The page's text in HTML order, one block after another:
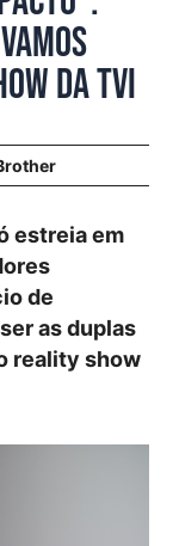
da TVI
estreia em
de
as duplas
reality show